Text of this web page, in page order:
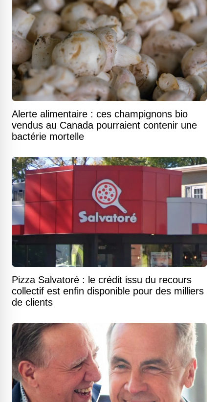
Alerte alimentaire : ces champignons bio
vendus au Canada pourraient contenir une
bactérie mortelle
Pizza Salvatoré : le crédit issu du recours
collectif est enfin disponible pour des milliers
de clients